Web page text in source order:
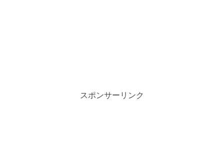
スポンサーリンク